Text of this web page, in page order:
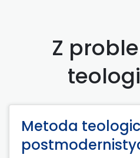
Z
Metoda